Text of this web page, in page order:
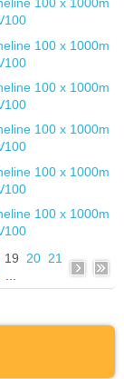
19 20 21